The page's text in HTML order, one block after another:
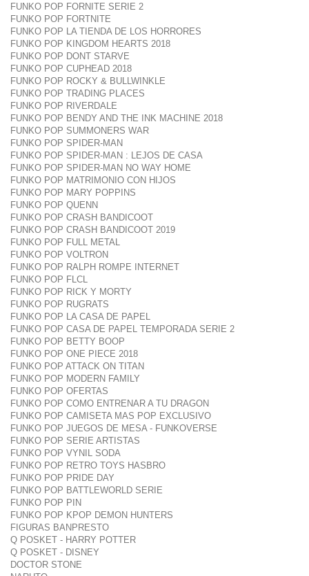
FUNKO POP FORNITE SERIE 2
FUNKO POP FORTNITE
FUNKO POP LA TIENDA DE LOS HORRORES
FUNKO POP KINGDOM HEARTS 2018
FUNKO POP DONT STARVE
FUNKO POP CUPHEAD 2018
FUNKO POP ROCKY & BULLWINKLE
FUNKO POP TRADING PLACES
FUNKO POP RIVERDALE
FUNKO POP BENDY AND THE INK MACHINE 2018
FUNKO POP SUMMONERS WAR
FUNKO POP SPIDER-MAN
FUNKO POP SPIDER-MAN : LEJOS DE CASA
FUNKO POP SPIDER-MAN NO WAY HOME
FUNKO POP MATRIMONIO CON HIJOS
FUNKO POP MARY POPPINS
FUNKO POP QUENN
FUNKO POP CRASH BANDICOOT
FUNKO POP CRASH BANDICOOT 2019
FUNKO POP FULL METAL
FUNKO POP VOLTRON
FUNKO POP RALPH ROMPE INTERNET
FUNKO POP FLCL
FUNKO POP RICK Y MORTY
FUNKO POP RUGRATS
FUNKO POP LA CASA DE PAPEL
FUNKO POP CASA DE PAPEL TEMPORADA SERIE 2
FUNKO POP BETTY BOOP
FUNKO POP ONE PIECE 2018
FUNKO POP ATTACK ON TITAN
FUNKO POP MODERN FAMILY
FUNKO POP OFERTAS
FUNKO POP COMO ENTRENAR A TU DRAGON
FUNKO POP CAMISETA MAS POP EXCLUSIVO
FUNKO POP JUEGOS DE MESA - FUNKOVERSE
FUNKO POP SERIE ARTISTAS
FUNKO POP VYNIL SODA
FUNKO POP RETRO TOYS HASBRO
FUNKO POP PRIDE DAY
FUNKO POP BATTLEWORLD SERIE
FUNKO POP PIN
FUNKO POP KPOP DEMON HUNTERS
FIGURAS BANPRESTO
Q POSKET - HARRY POTTER
Q POSKET - DISNEY
DOCTOR STONE